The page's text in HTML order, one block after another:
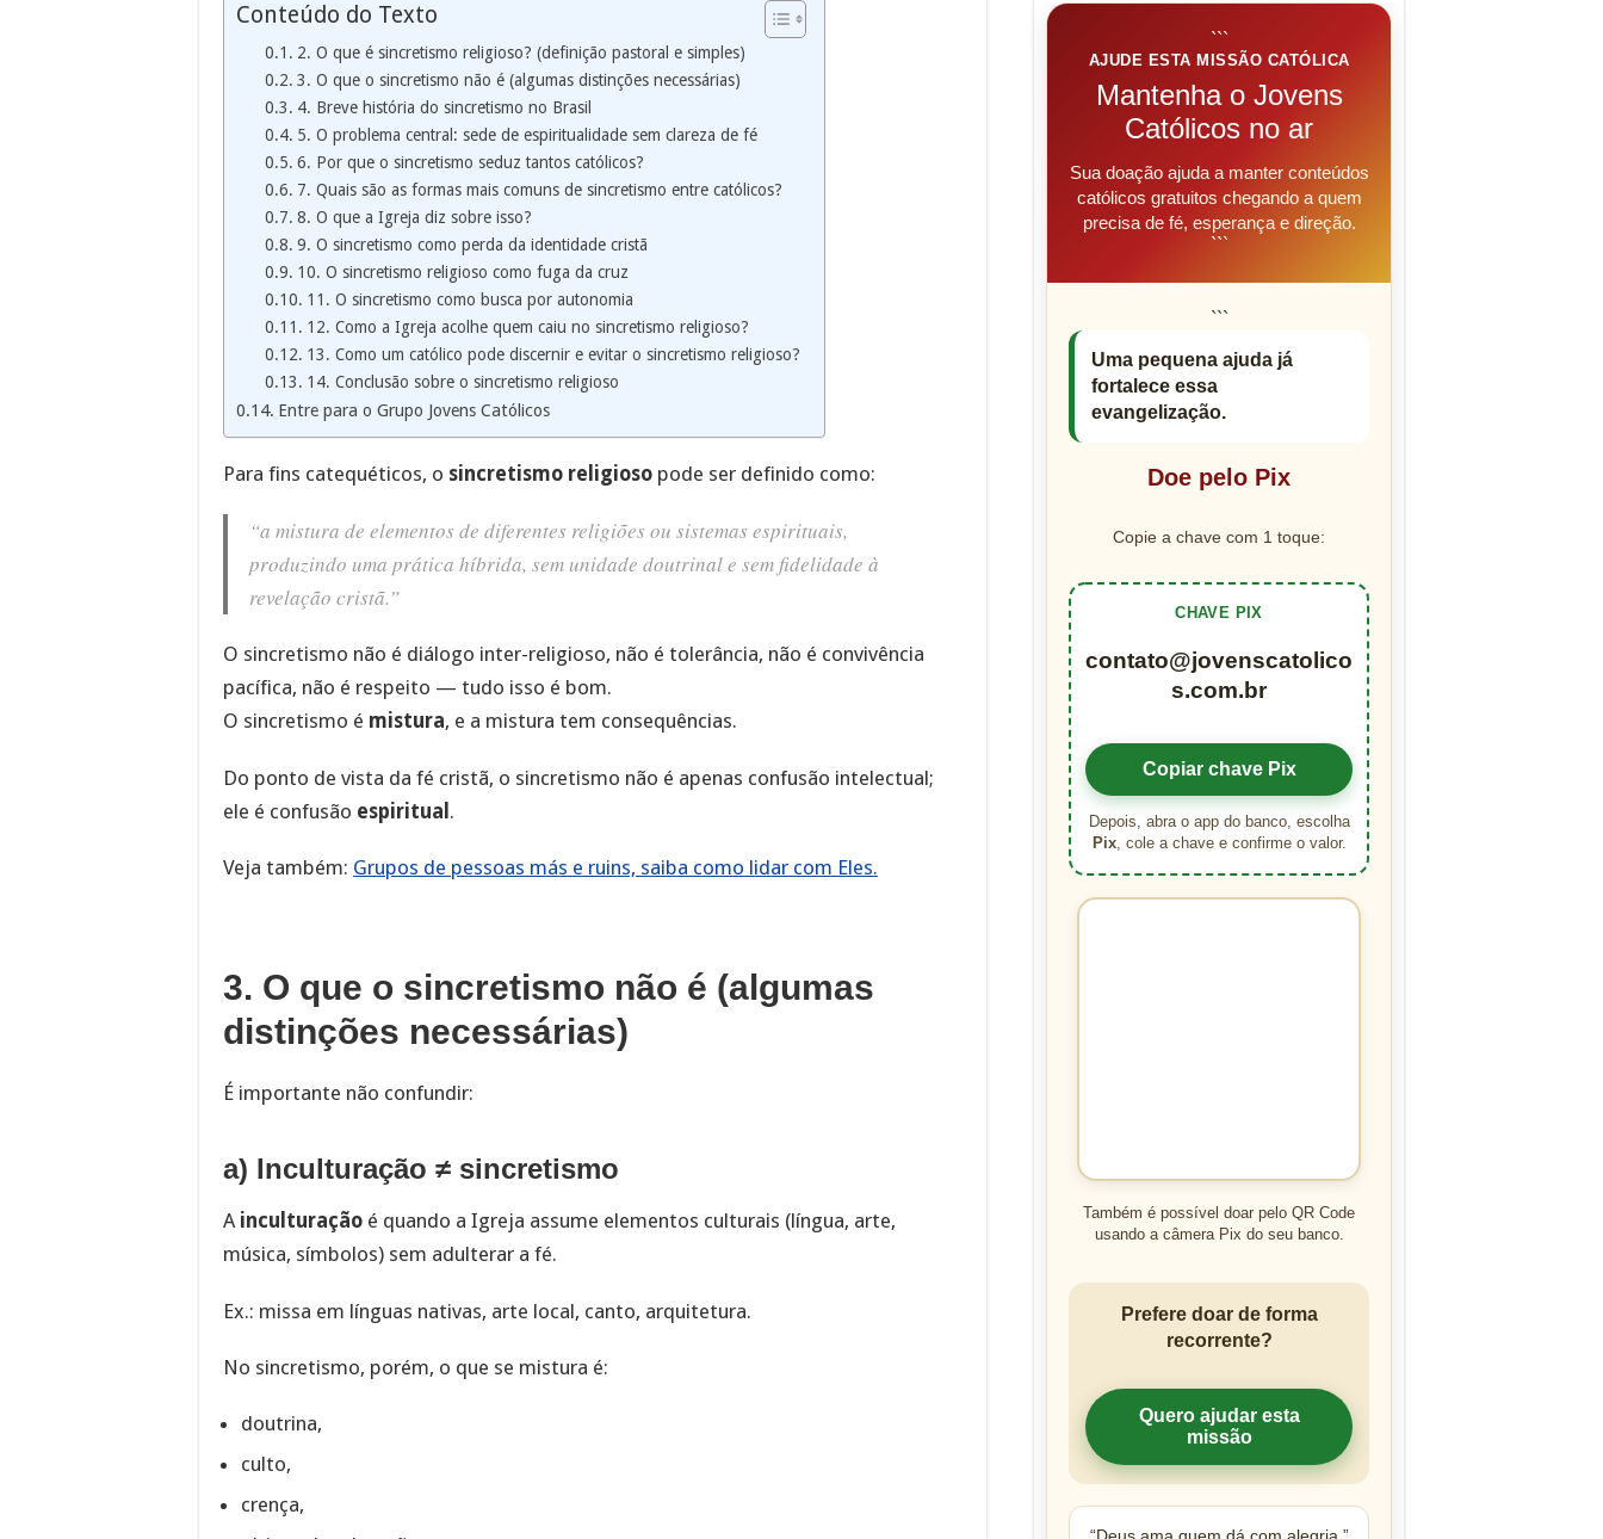
Conteúdo do Texto
2. O que é sincretismo religioso? (definição pastoral e simples)
3. O que o sincretismo não é (algumas distinções necessárias)
4. Breve história do sincretismo no Brasil
5. O problema central: sede de espiritualidade sem clareza de fé
6. Por que o sincretismo seduz tantos católicos?
7. Quais são as formas mais comuns de sincretismo entre católicos?
8. O que a Igreja diz sobre isso?
9. O sincretismo como perda da identidade cristã
10. O sincretismo religioso como fuga da cruz
11. O sincretismo como busca por autonomia
12. Como a Igreja acolhe quem caiu no sincretismo religioso?
13. Como um católico pode discernir e evitar o sincretismo religioso?
14. Conclusão sobre o sincretismo religioso
Entre para o Grupo Jovens Católicos
Para fins catequéticos, o sincretismo religioso pode ser definido como:
“a mistura de elementos de diferentes religiões ou sistemas espirituais,
produzindo uma prática híbrida, sem unidade doutrinal e sem fidelidade à
revelação cristã.”
O sincretismo não é diálogo inter-religioso, não é tolerância, não é convivência
pacífica, não é respeito — tudo isso é bom.
O sincretismo é mistura, e a mistura tem consequências.
Do ponto de vista da fé cristã, o sincretismo não é apenas confusão intelectual;
ele é confusão espiritual .
Veja também: Grupos de pessoas más e ruins, saiba como lidar com Eles.
3. O que o sincretismo não é (algumas
distinções necessárias)
É importante não confundir:
a) Inculturação ≠ sincretismo
A inculturação é quando a Igreja assume elementos culturais (língua, arte,
música, símbolos) sem adulterar a fé.
Ex.: missa em línguas nativas, arte local, canto, arquitetura.
No sincretismo, porém, o que se mistura é:
doutrina,
culto,
crença,
```
AJUDE ESTA MISSÃO CATÓLICA
Mantenha o Jovens
Católicos no ar
Sua doação ajuda a manter conteúdos
católicos gratuitos chegando a quem
precisa de fé, esperança e direção.
```
```
Uma pequena ajuda já
fortalece essa
evangelização.
Doe pelo Pix
Copie a chave com 1 toque:
CHAVE PIX
contato@jovenscatolico
s.com.br
Copiar chave Pix
Depois, abra o app do banco, escolha
Pix, cole a chave e confirme o valor.
Também é possível doar pelo QR Code
usando a câmera Pix do seu banco.
Prefere doar de forma
recorrente?
Quero ajudar esta
missão